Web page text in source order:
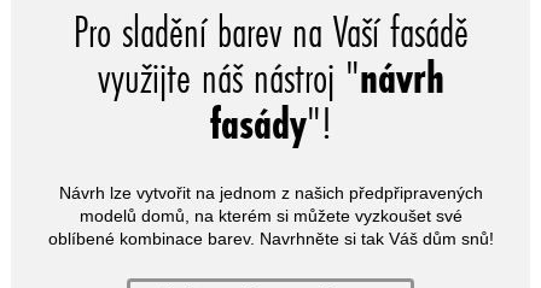
Pro sladění barev na Vaší fasádě
využijte náš nástroj "návrh
fasády"!
Návrh lze vytvořit na jednom z našich předpřipravených
modelů domů, na kterém si můžete vyzkoušet své
oblíbené kombinace barev. Navrhněte si tak Váš dům snů!